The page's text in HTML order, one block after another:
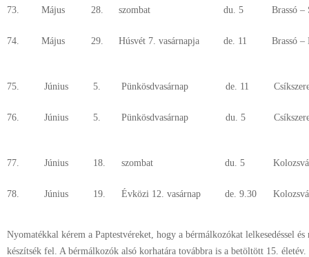
73. Május 28. szombat du. 5 Brassó –
74. Május 29. Húsvét 7. vasárnapja de. 11 Brassó –
75. Június 5. Pünkösdvasárnap de. 11
76. Június 5. Pünkösdvasárnap du. 5
77. Június 18. szombat du. 5
78. Június 19. Évközi 12. vasárnap de. 9.30
Nyomatékkal kérem a Paptestvéreket, hogy a bérmálkozókat lelkesedéssel
készítsék fel. A bérmálkozók alsó korhatára továbbra is a betöltött 15. életév.